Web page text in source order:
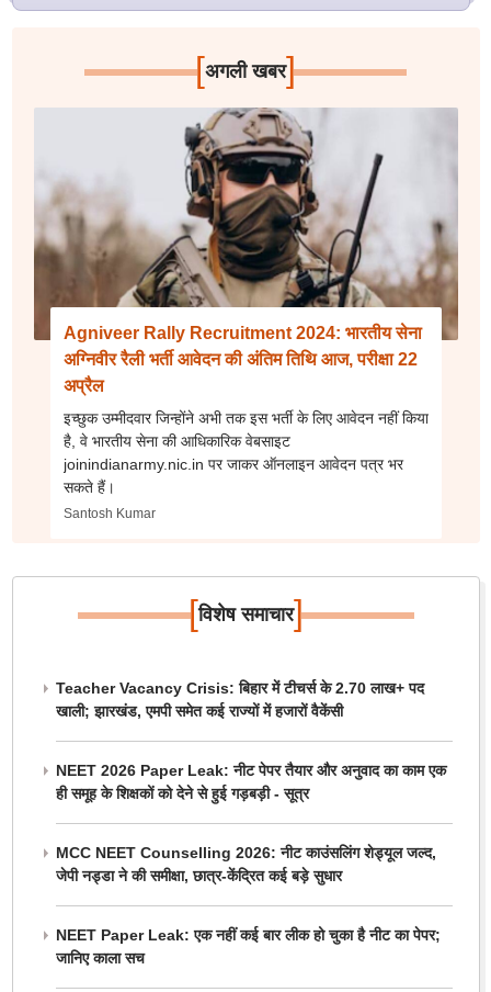
[अगली खबर]
Agniveer Rally Recruitment 2024: भारतीय सेना
अग्निवीर रैली भर्ती आवेदन की अंतिम तिथि आज, परीक्षा 22
अप्रैल
इच्छुक उम्मीदवार जिन्होंने अभी तक इस भर्ती के लिए आवेदन नहीं किया
है, वे भारतीय सेना की आधिकारिक वेबसाइट
joinindianarmy.nic.in पर जाकर ऑनलाइन आवेदन पत्र भर
सकते हैं।
Santosh Kumar
[विशेष समाचार]
Teacher Vacancy Crisis: बिहार में टीचर्स के 2.70 लाख+ पद
खाली; झारखंड, एमपी समेत कई राज्यों में हजारों वैकेंसी
NEET 2026 Paper Leak: नीट पेपर तैयार और अनुवाद का काम एक
ही समूह के शिक्षकों को देने से हुई गड़बड़ी - सूत्र
MCC NEET Counselling 2026: नीट काउंसलिंग शेड्यूल जल्द,
जेपी नड्डा ने की समीक्षा, छात्र-केंद्रित कई बड़े सुधार
NEET Paper Leak: एक नहीं कई बार लीक हो चुका है नीट का पेपर;
जानिए काला सच